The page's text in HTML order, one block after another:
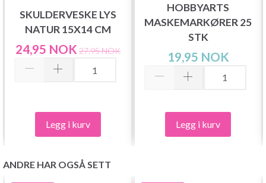
SKULDERVESKE LYS
NATUR 15X14 CM
24,95 NOK 27,95 NOK
Legg i kurv
HOBBYARTS
MASKEMARKØRER 25
STK
19,95 NOK
Legg i kurv
ANDRE HAR OGSÅ SETT